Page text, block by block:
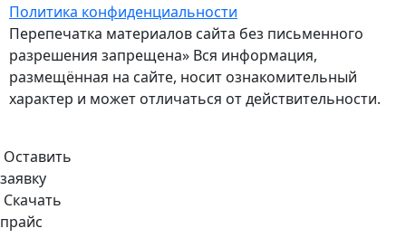
Политика конфиденциальности
Перепечатка материалов сайта без письменного
разрешения запрещена» Вся информация,
размещённая на сайте, носит ознакомительный
характер и может отличаться от действительности.
Оставить
заявку
Скачать
прайс